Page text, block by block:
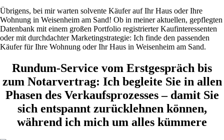
Übrigens, bei mir warten solvente Käufer auf Ihr Haus oder Ihre
Wohnung in Weisenheim am Sand! Ob in meiner aktuellen, gepflegten
Datenbank mit einem großen Portfolio registrierter Kaufinteressenten
oder mit durchdachter Marketingstrategie: Ich finde den passenden
Käufer für Ihre Wohnung oder Ihr Haus in Weisenheim am Sand.
Rundum-Service vom Erstgespräch bis
zum Notarvertrag: Ich begleite Sie in allen
Phasen des Verkaufsprozesses – damit Sie
sich entspannt zurücklehnen können,
während ich mich um alles kümmere